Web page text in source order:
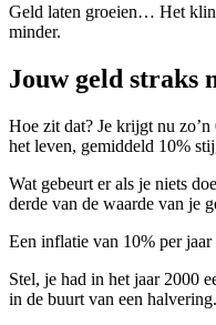
Geld laten groeien… Het
minder.
Jouw geld straks
Hoe zit dat? Je krijgt nu
het leven, gemiddeld 10%
Wat gebeurt er als je niets
derde van de waarde van je
Een inflatie van 10% per
Stel, je had in het jaar 2000
in de buurt van een